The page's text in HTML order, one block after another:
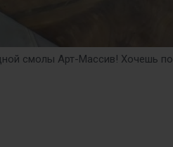
смолы Арт-Массив! Хочешь